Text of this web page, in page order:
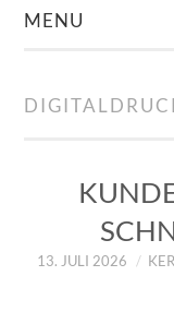
MENU
ÜBER UNS
ZUM SHOP
13. JULI 2026